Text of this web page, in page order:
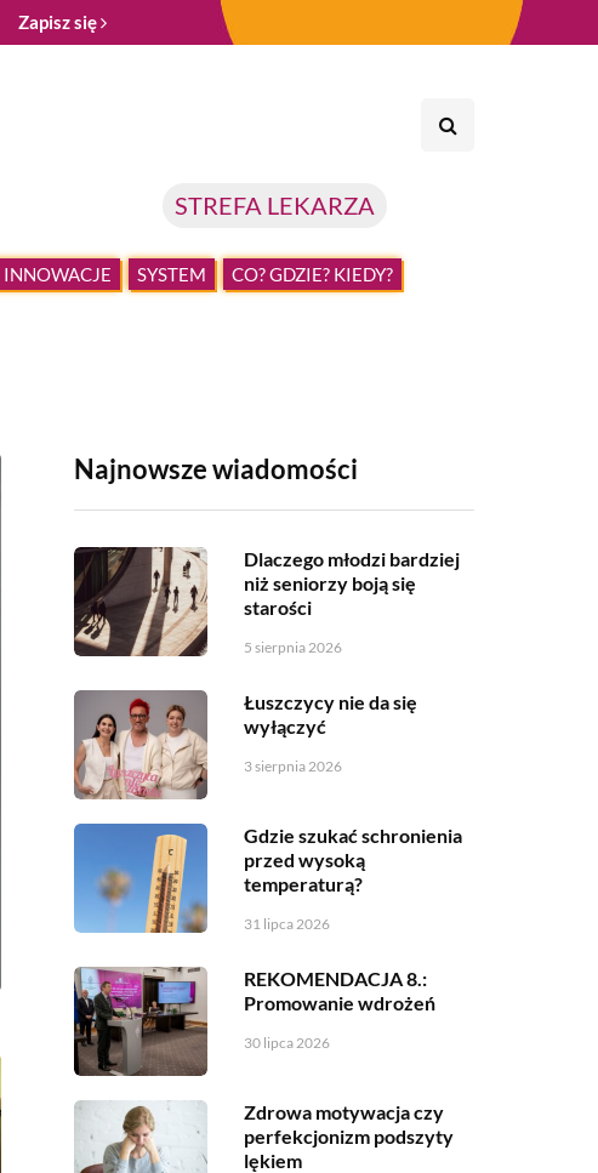
Zapisz się
STREFA LEKARZA
INNOWACJE SYSTEM CO? GDZIE? KIEDY?
Najnowsze wiadomości
Dlaczego młodzi bardziej
niż seniorzy boją się
starości
5 sierpnia 2026
Łuszczycy nie da się
wyłączyć
3 sierpnia 2026
Gdzie szukać schronienia
przed wysoką
temperaturą?
31 lipca 2026
REKOMENDACJA 8.:
Promowanie wdrożeń
30 lipca 2026
Zdrowa motywacja czy
perfekcjonizm podszyty
lękiem